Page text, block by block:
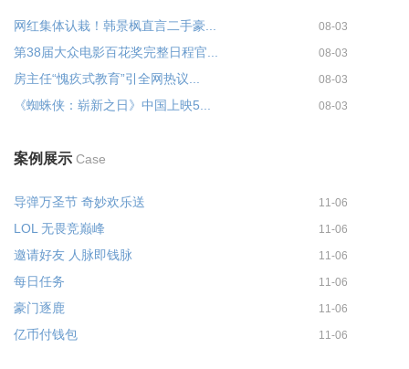
网红集体认栽！韩景枫直言二手豪... 08-03
第38届大众电影百花奖完整日程官... 08-03
房主任“愧疚式教育”引全网热议... 08-03
《蜘蛛侠：崭新之日》中国上映5... 08-03
案例展示 Case
导弹万圣节 奇妙欢乐送 11-06
LOL 无畏竞巅峰 11-06
邀请好友 人脉即钱脉 11-06
每日任务 11-06
豪门逐鹿 11-06
亿币付钱包 11-06